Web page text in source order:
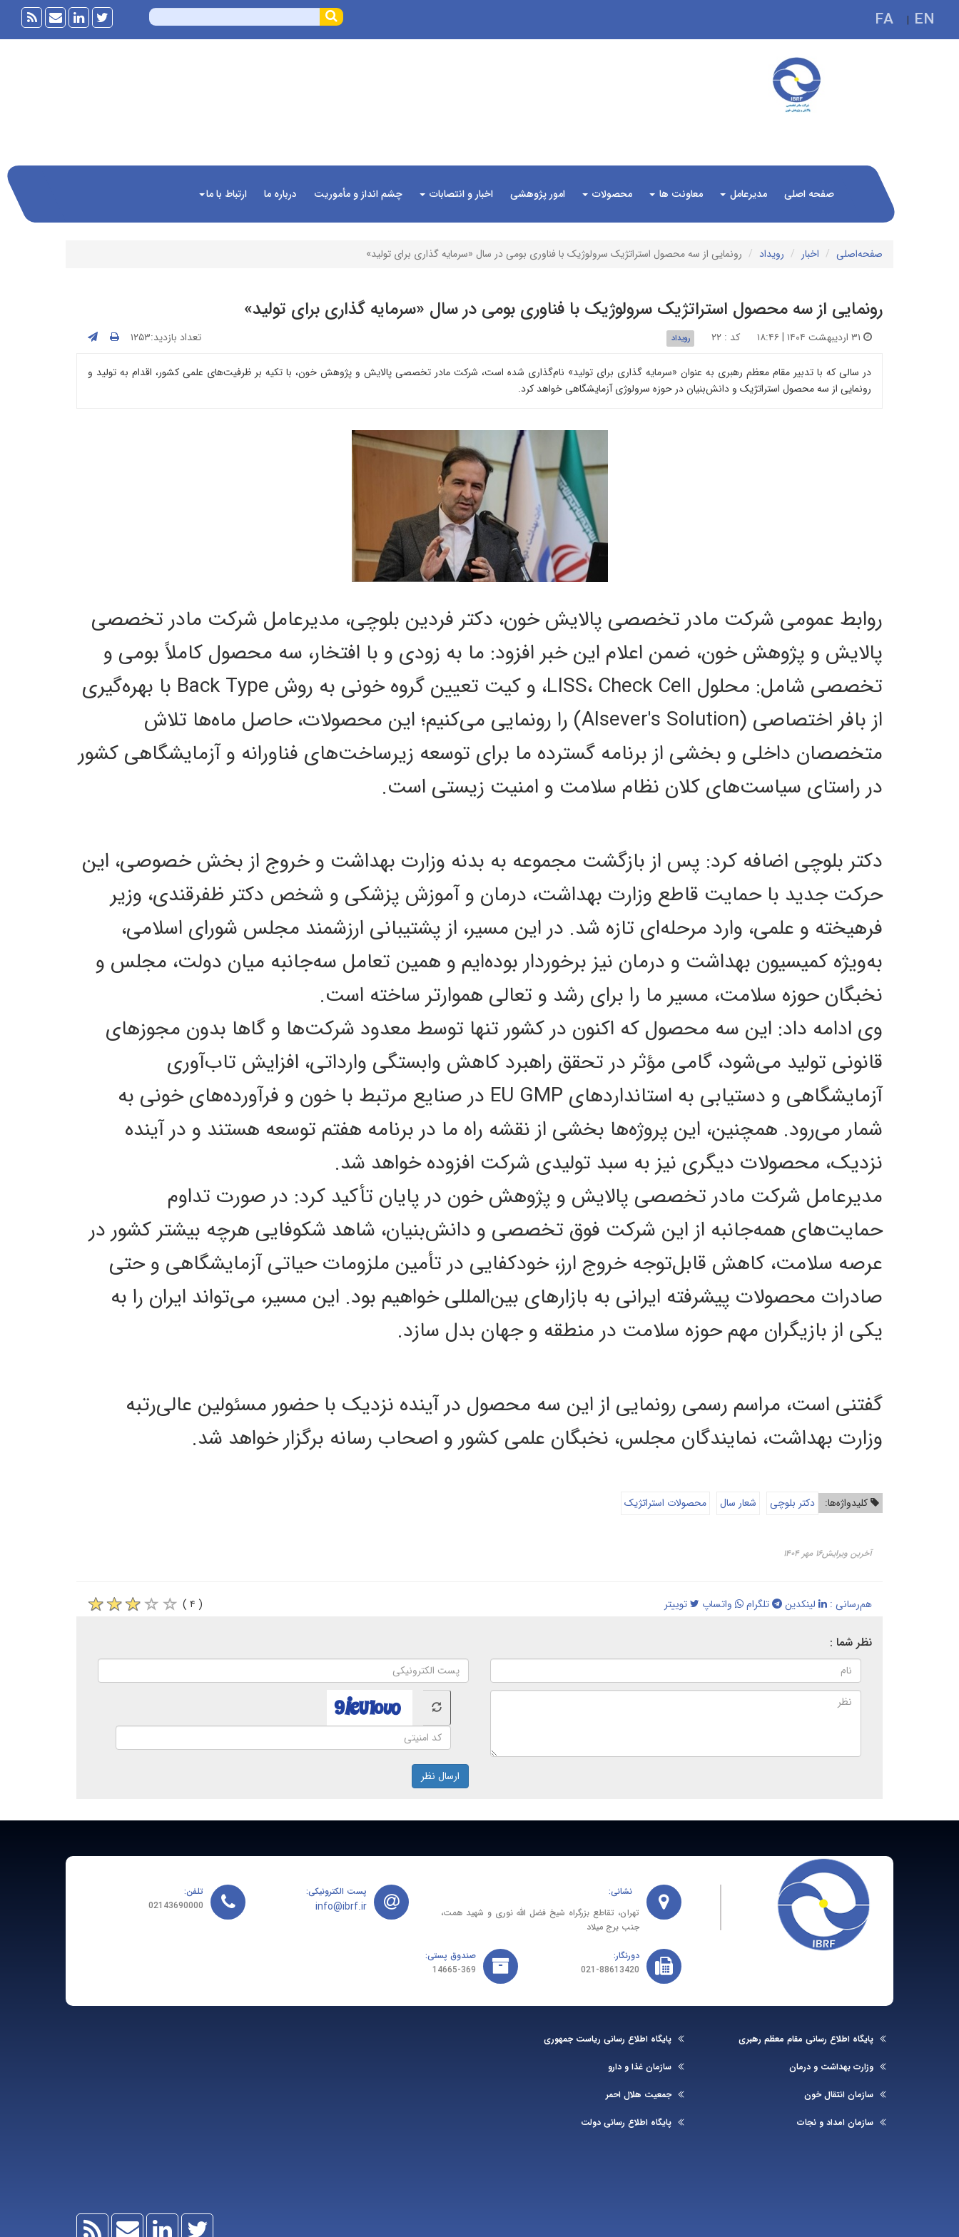
EN
|
FA
صفحه اصلی مدیرعامل معاونت ها محصولات امور پژوهشی اخبار و انتصابات چشم انداز و مأموریت درباره ما ارتباط با ما
صفحه‌اصلی اخبار رویداد رونمایی از سه محصول استراتژیک سرولوژیک با فناوری بومی در سال «سرمایه گذاری برای تولید»
رونمایی از سه محصول استراتژیک سرولوژیک با فناوری بومی در سال «سرمایه گذاری برای تولید»
کد : ۲۲ رویداد تعداد بازدید:۱۲۵۳
در سالی که با تدبیر مقام معظم رهبری به عنوان «سرمایه گذاری برای تولید» نام‌گذاری شده است، شرکت مادر تخصصی پالایش و پژوهش خون، با تکیه بر ظرفیت‌های علمی کشور، اقدام به تولید و
رونمایی از سه محصول استراتژیک و دانش‌بنیان در حوزه سرولوژی آزمایشگاهی خواهد کرد.
روابط عمومی شرکت مادر تخصصی پالایش خون، دکتر فردین بلوچی، مدیرعامل شرکت مادر تخصصی
پالایش و پژوهش خون، ضمن اعلام این خبر افزود: ما به زودی و با افتخار، سه محصول کاملاً بومی و
تخصصی شامل: محلول LISS، Check Cell، و کیت تعیین گروه خونی به روش Back Type با بهره‌گیری
از بافر اختصاصی (Alsever's Solution) را رونمایی می‌کنیم؛ این محصولات، حاصل ماه‌ها تلاش
متخصصان داخلی و بخشی از برنامه گسترده ما برای توسعه زیرساخت‌های فناورانه و آزمایشگاهی کشور
در راستای سیاست‌های کلان نظام سلامت و امنیت زیستی است.
دکتر بلوچی اضافه کرد: پس از بازگشت مجموعه به بدنه وزارت بهداشت و خروج از بخش خصوصی، این
حرکت جدید با حمایت قاطع وزارت بهداشت، درمان و آموزش پزشکی و شخص دکتر ظفرقندی، وزیر
فرهیخته و علمی، وارد مرحله‌ای تازه شد. در این مسیر، از پشتیبانی ارزشمند مجلس شورای اسلامی،
به‌ویژه کمیسیون بهداشت و درمان نیز برخوردار بوده‌ایم و همین تعامل سه‌جانبه میان دولت، مجلس و
نخبگان حوزه سلامت، مسیر ما را برای رشد و تعالی هموارتر ساخته است.
وی ادامه داد: این سه محصول که اکنون در کشور تنها توسط معدود شرکت‌ها و گاها بدون مجوزهای
قانونی تولید می‌شود، گامی مؤثر در تحقق راهبرد کاهش وابستگی وارداتی، افزایش تاب‌آوری
آزمایشگاهی و دستیابی به استانداردهای EU GMP در صنایع مرتبط با خون و فرآورده‌های خونی به
شمار می‌رود. همچنین، این پروژه‌ها بخشی از نقشه راه ما در برنامه هفتم توسعه هستند و در آینده
نزدیک، محصولات دیگری نیز به سبد تولیدی شرکت افزوده خواهد شد.
مدیرعامل شرکت مادر تخصصی پالایش و پژوهش خون در پایان تأکید کرد: در صورت تداوم
حمایت‌های همه‌جانبه از این شرکت فوق تخصصی و دانش‌بنیان، شاهد شکوفایی هرچه بیشتر کشور در
عرصه سلامت، کاهش قابل‌توجه خروج ارز، خودکفایی در تأمین ملزومات حیاتی آزمایشگاهی و حتی
صادرات محصولات پیشرفته ایرانی به بازارهای بین‌المللی خواهیم بود. این مسیر، می‌تواند ایران را به
یکی از بازیگران مهم حوزه سلامت در منطقه و جهان بدل سازد.
گفتنی است، مراسم رسمی رونمایی از این سه محصول در آینده نزدیک با حضور مسئولین عالی‌رتبه
وزارت بهداشت، نمایندگان مجلس، نخبگان علمی کشور و اصحاب رسانه برگزار خواهد شد.
کلیدواژه‌ها: دکتر بلوچی شعار سال محصولات استراتژیک
آخرین ویرایش۱۶ مهر ۱۴۰۴
هم‌رسانی : لینکدین تلگرام واتساپ توییتر ( ۴ )
نظر شما :
ارسال نظر
نشانی:
تهران، تقاطع بزرگراه شیخ فضل الله نوری و شهید همت،
جنب برج میلاد
پست الکترونیکی:
info@ibrf.ir
تلفن:
02143690000
دورنگار:
021-88613420
صندوق پستی:
14665-369
پایگاه اطلاع رسانی مقام معظم رهبری پایگاه اطلاع رسانی ریاست جمهوری
وزارت بهداشت و درمان سازمان غذا و دارو
سازمان انتقال خون جمعیت هلال احمر
سازمان امداد و نجات پایگاه اطلاع رسانی دولت